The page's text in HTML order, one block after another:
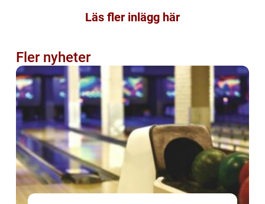
Läs fler inlägg här
Fler nyheter